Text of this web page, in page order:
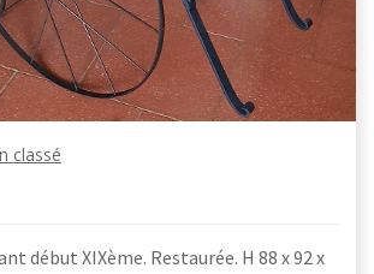
classé
début XIXème. Restaurée. H 88 x 92 x